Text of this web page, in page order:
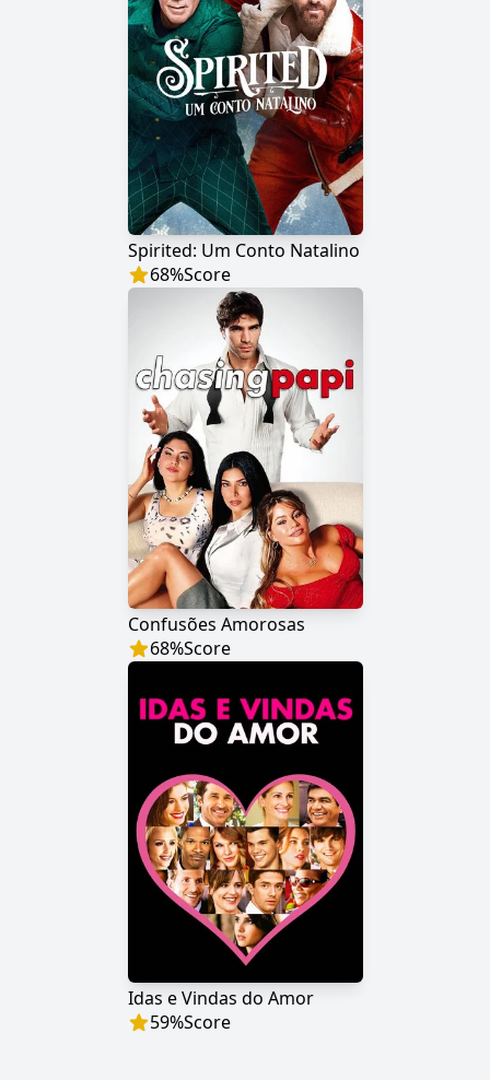
Spirited: Um Conto Natalino
68%Score
Confusões Amorosas
68%Score
Idas e Vindas do Amor
59%Score